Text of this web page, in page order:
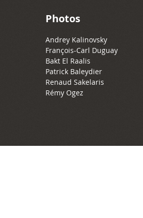
Photos
Andrey Kalinovsky
François-Carl Duguay
Bakt El Raalis
Patrick Baleydier
Renaud Sakelaris
Rémy Ogez